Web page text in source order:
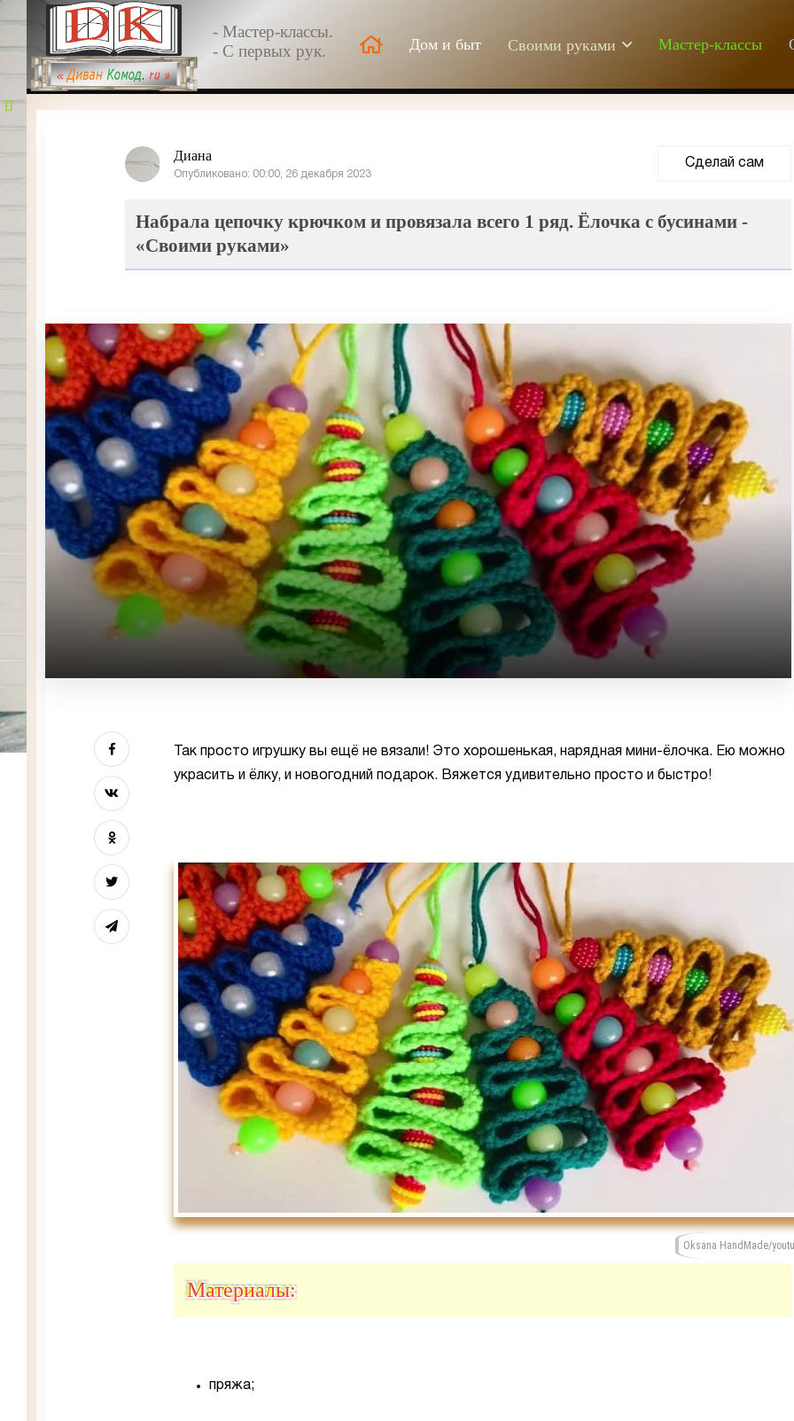
- Мастер-классы.
- С первых рук.
Дом и быт Своими руками Мастер-классы
Диана
Опубликовано: 00:00, 26 декабря 2023
Сделай сам
Набрала цепочку крючком и провязала всего 1 ряд. Ёлочка с бусинами -
«Своими руками»
Так просто игрушку вы ещё не вязали! Это хорошенькая, нарядная мини-ёлочка. Ею можно
украсить и ёлку, и новогодний подарок. Вяжется удивительно просто и быстро!
Oksana HandMade/
Материалы:
пряжа;